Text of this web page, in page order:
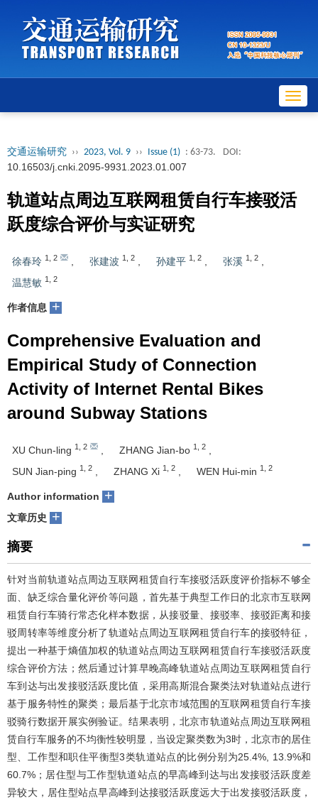
交通运输研究 ›› 2023, Vol. 9 ›› Issue (1) : 63-73. DOI:
10.16503/j.cnki.2095-9931.2023.01.007
轨道站点周边互联网租赁自行车接驳活
跃度综合评价与实证研究
徐春玲 1, 2 张建波 1, 2 孙建平 1, 2 张溪 1, 2
温慧敏 1, 2
作者信息 +
Comprehensive Evaluation and
Empirical Study of Connection
Activity of Internet Rental Bikes
around Subway Stations
XU Chun-ling 1, 2 ZHANG Jian-bo 1, 2
SUN Jian-ping 1, 2 ZHANG Xi 1, 2 WEN Hui-min 1, 2
Author information +
文章历史 +
摘要
针对当前轨道站点周边互联网租赁自行车接驳活跃度评价指标不够全
面、缺乏综合量化评价等问题，首先基于典型工作日的北京市互联网
租赁自行车骑行常态化样本数据，从接驳量、接驳率、接驳距离和接
驳周转率等维度分析了轨道站点周边互联网租赁自行车的接驳特征，
提出一种基于熵值加权的轨道站点周边互联网租赁自行车接驳活跃度
综合评价方法；然后通过计算早晚高峰轨道站点周边互联网租赁自行
车到达与出发接驳活跃度比值，采用高斯混合聚类法对轨道站点进行
基于服务特性的聚类；最后基于北京市域范围的互联网租赁自行车接
驳骑行数据开展实例验证。结果表明，北京市轨道站点周边互联网租
赁自行车服务的不均衡性较明显，当设定聚类数为3时，北京市的居住
型、工作型和职住平衡型3类轨道站点的比例分别为25.4%, 13.9%和
60.7%；居住型与工作型轨道站点的早高峰到达与出发接驳活跃度差
异较大，居住型站点早高峰到达接驳活跃度远大于出发接驳活跃度，